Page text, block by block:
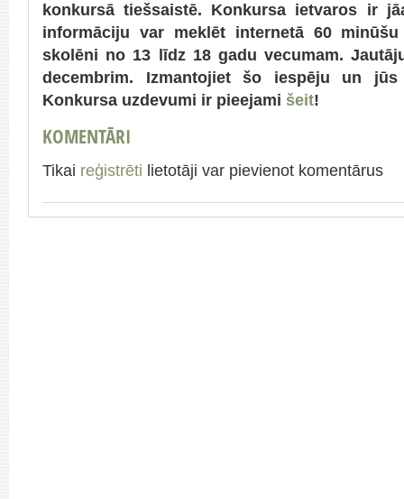
konkursā tiešsaistē. Konkursa ietvaros ir
informāciju var meklēt internetā 60
skolēni no 13 līdz 18 gadu vecumam.
decembrim. Izmantojiet šo iespēju un jūs
Konkursa uzdevumi ir pieejami šeit!
KOMENTĀRI
Tikai reģistrēti lietotāji var pievienot komentārus